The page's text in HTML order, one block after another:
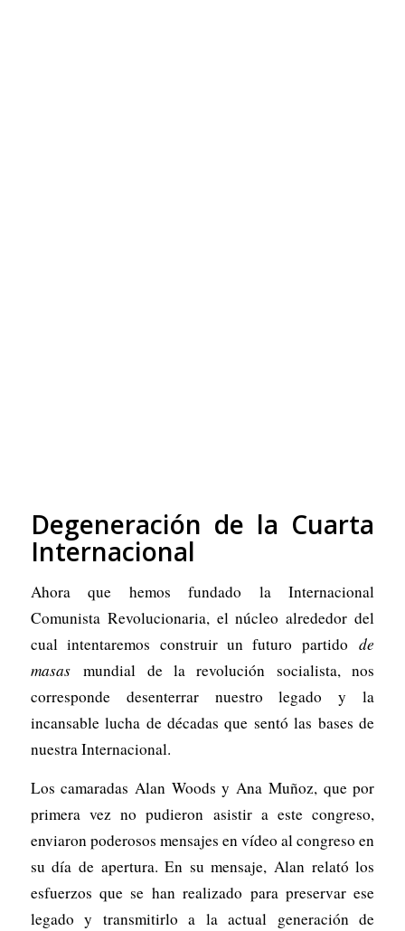
Degeneración de la Cuarta
Internacional
Ahora que hemos fundado la Internacional
Comunista Revolucionaria, el núcleo alrededor del
cual intentaremos construir un futuro partidode
masasmundial de la revolución socialista, nos
corresponde desenterrar nuestro legado y la
incansable lucha de décadas que sentó las bases de
nuestra Internacional.
Los camaradas Alan Woods y Ana Muñoz, que por
primera vez no pudieron asistir a este congreso,
enviaron poderosos mensajes en vídeo al congreso en
su día de apertura. En su mensaje, Alan relató los
esfuerzos que se han realizado para preservar ese
legado y transmitirlo a la actual generación de